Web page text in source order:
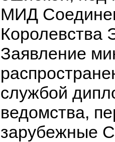
МИД
Королевства
Заявление
службой
ведомства,
зарубежные